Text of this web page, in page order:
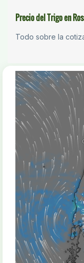
Precio del Trigo en
Todo sobre la